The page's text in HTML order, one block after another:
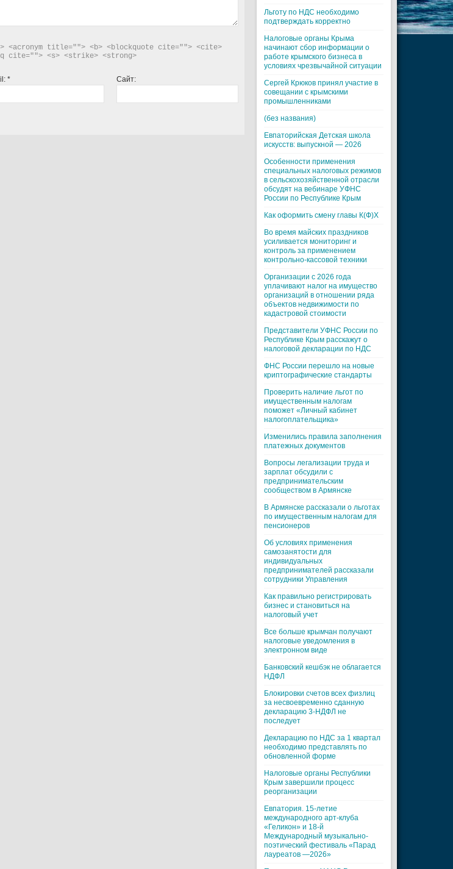
title=""> <b> <blockquote cite=""> <cite>
cite=""> <s> <strike> <strong>
* Сайт:
Льготу по НДС необходимо
подтверждать корректно
Налоговые органы Крыма
начинают сбор информации о
работе крымского бизнеса в
условиях чрезвычайной ситуации
Cергей Крюков принял участие в
совещании с крымскими
промышленниками
(без названия)
Евпаторийская Детская школа
искусств: выпускной — 2026
Особенности применения
специальных налоговых режимов
в сельскохозяйственной отрасли
обсудят на вебинаре УФНС
России по Республике Крым
Как оформить смену главы К(Ф)Х
Во время майских праздников
усиливается мониторинг и
контроль за применением
контрольно-кассовой техники
Организации с 2026 года
уплачивают налог на имущество
организаций в отношении ряда
объектов недвижимости по
кадастровой стоимости
Представители УФНС России по
Республике Крым расскажут о
налоговой декларации по НДС
ФНС России перешло на новые
криптографические стандарты
Проверить наличие льгот по
имущественным налогам
поможет «Личный кабинет
налогоплательщика»
Изменились правила заполнения
платежных документов
Вопросы легализации труда и
зарплат обсудили с
предпринимательским
сообществом в Армянске
В Армянске рассказали о льготах
по имущественным налогам для
пенсионеров
Об условиях применения
самозанятости для
индивидуальных
предпринимателей рассказали
сотрудники Управления
Как правильно регистрировать
бизнес и становиться на
налоговый учет
Все больше крымчан получают
налоговые уведомления в
электронном виде
Банковский кешбэк не облагается
НДФЛ
Блокировки счетов всех физлиц
за несвоевременно сданную
декларацию 3-НДФЛ не
последует
Декларацию по НДС за 1 квартал
необходимо представлять по
обновленной форме
Налоговые органы Республики
Крым завершили процесс
реорганизации
Евпатория. 15-летие
международного арт-клуба
«Геликон» и 18-й
Международный музыкально-
поэтический фестиваль «Парад
лауреатов —2026»